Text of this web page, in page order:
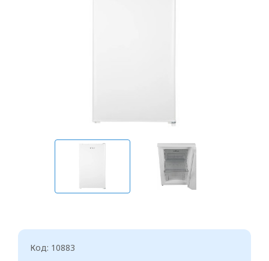
Код: 10883